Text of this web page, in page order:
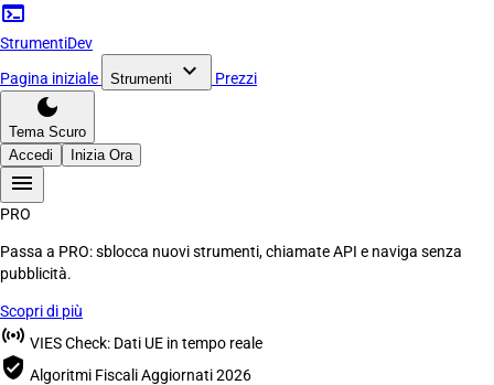
terminal
StrumentiDev
Pagina iniziale
Strumenti expand_more Prezzi
dark_mode
Tema Scuro
Accedi
Inizia Ora
menu
PRO
Passa a PRO:sblocca nuovi strumenti, chiamate API e naviga senza
pubblicità.
Scopri di più
sensors VIES Check: Dati UE in tempo reale
verified_user Algoritmi Fiscali Aggiornati 2026